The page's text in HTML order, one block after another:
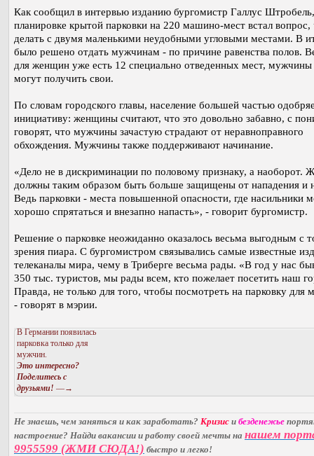
Как сообщил в интервью изданию бургомистр Галлус
планировке крытой парковки на 220 машино-мест встал вопрос,
делать с двумя маленькими неудобными угловыми местами. В
было решено отдать мужчинам - по причине равенства полов.
для женщин уже есть 12 специально отведенных мест,
могут получить свои.
По словам городского главы, население большей частью
инициативу: женщины считают, что это довольно забавно, с
говорят, что мужчины зачастую страдают от неравноправного
обхождения. Мужчины также поддерживают начинание.
«Дело не в дискриминации по половому признаку, а наоборот.
должны таким образом быть больше защищены от нападения и
Ведь парковки - места повышенной опасности, где насильники
хорошо спрятаться и внезапно напасть», - говорит бургомистр.
Решение о парковке неожиданно оказалось весьма выгодным с
зрения пиара. С бургомистром связывались самые известные
телеканалы мира, чему в Триберге весьма рады. «В год у нас
350 тыс. туристов, мы рады всем, кто пожелает посетить наш
Правда, не только для того, чтобы посмотреть на парковку для
- говорят в мэрии.
В Германии появилась
парковка только для
мужчин.
Это интересно?
Поделитесь с
друзьями! —→
Не знаешь, чем заняться и как заработать? Кризис и безденежье
настроение? Найди вакансии и работу своей мечты на нашем
9955599 (ЖМИ СЮДА!) быстро и легко!